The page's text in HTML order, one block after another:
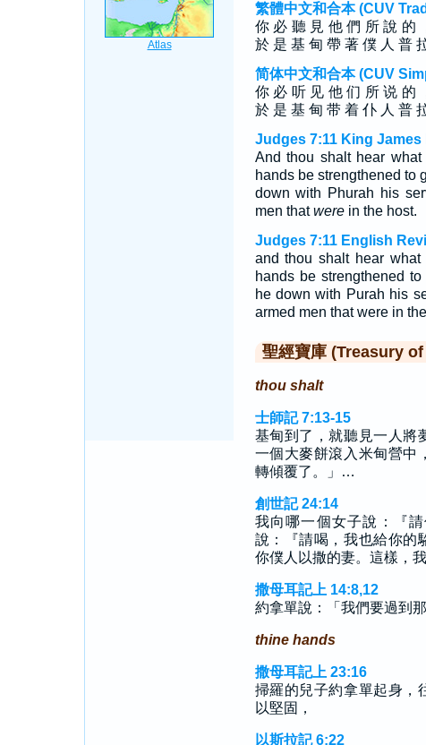
繁體中文和合本 (CUV
你 必 聽 見 他 們 所 說 的
於 是 基 甸 帶 著 僕 人 普
简体中文和合本 (CUV
你 必 听 见 他 们 所 说 的
於 是 基 甸 带 着 仆 人 普
Judges 7:11 King James
And thou shalt hear
hands be strengthened to
down with Phurah his
men thatwerein the host.
Judges 7:11 English
and thou shalt hear
hands be strengthened
he down with Purah his
armed men that were in
聖經寶庫 (Treasury
thou shalt
士師記 7:13-15
基甸到了，就聽見一人將
一個大麥餅滾入米甸營中
轉傾覆了。」…
創世記 24:14
我向哪一個女子說：『
說：『請喝，我也給你的
你僕人以撒的妻。這樣，
撒母耳記上 14:8,12
約拿單說：「我們要過到
thine hands
撒母耳記上 23:16
掃羅的兒子約拿單起身，
以堅固，
以斯拉記 6:22